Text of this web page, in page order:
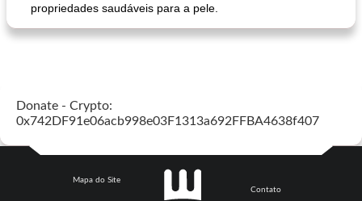
propriedades saudáveis ​​para a pele.
Donate - Crypto:
0x742DF91e06acb998e03F1313a692FFBA4638f407
Mapa do Site
Contato